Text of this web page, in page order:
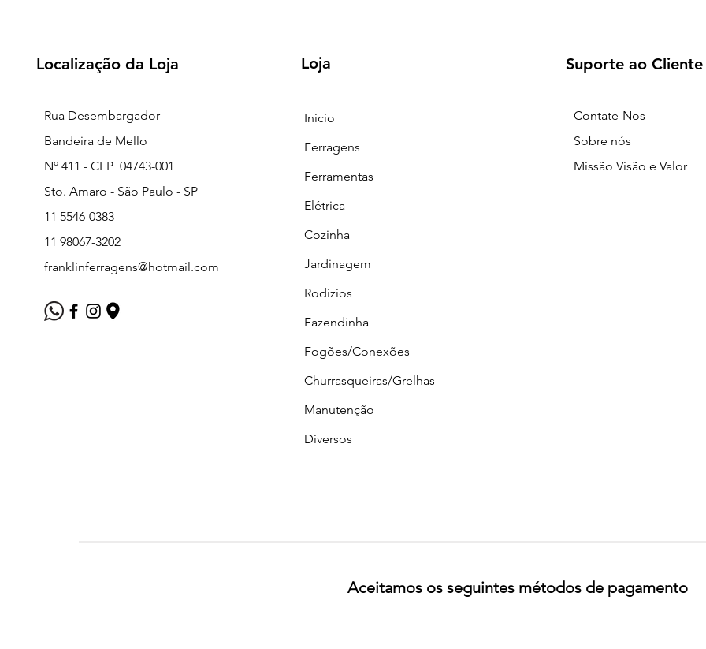
Localização da Loja
Rua Desembargador
Bandeira de Mello
Nº 411 - CEP 04743-001
Sto. Amaro - São Paulo - SP
11 5546-0383
11 98067-3202
franklinferragens@hotmail.com
Loja
Inicio
Ferragens
Ferramentas
Elétrica
Cozinha
Jardinagem
Rodízios
Fazendinha
Fogões/Conexões
Churrasqueiras/Grelhas
Manutenção
Diversos
Suporte ao Cliente
Contate-Nos
Sobre nós
Missão Visão e Valor
Aceitamos os seguintes métodos de pagamento